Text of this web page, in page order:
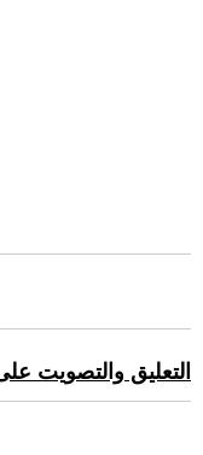
التعليق والتصويت